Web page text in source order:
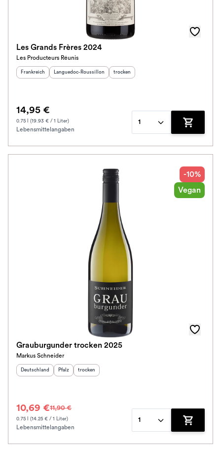
Les Grands Frères 2024
Les Producteurs Réunis
Herkunftsland
Frankreich Herkunftsregion:
Languedoc-Roussillon Geschmack
trocken
14,95 €
0.75 l (19.93 € / 1 Liter)
Lebensmittelangaben
1
Zum
-10%
Vegan
Grauburgunder trocken 2025
Markus Schneider
Herkunftsland
Deutschland Herkunftsregion
Pfalz Geschmack
trocken
10,69 €11,90 €
0.75 l (14.25 € / 1 Liter)
Lebensmittelangaben
1
Zum